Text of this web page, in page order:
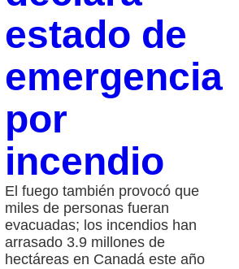
estado de
emergencia
por
incendio
El fuego también provocó que
miles de personas fueran
evacuadas; los incendios han
arrasado 3.9 millones de
hectáreas en Canadá este año